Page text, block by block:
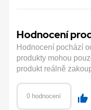
Hodnocení
Hodnocení pochází
produkty mohou
produkt reálně
0 hodnocení